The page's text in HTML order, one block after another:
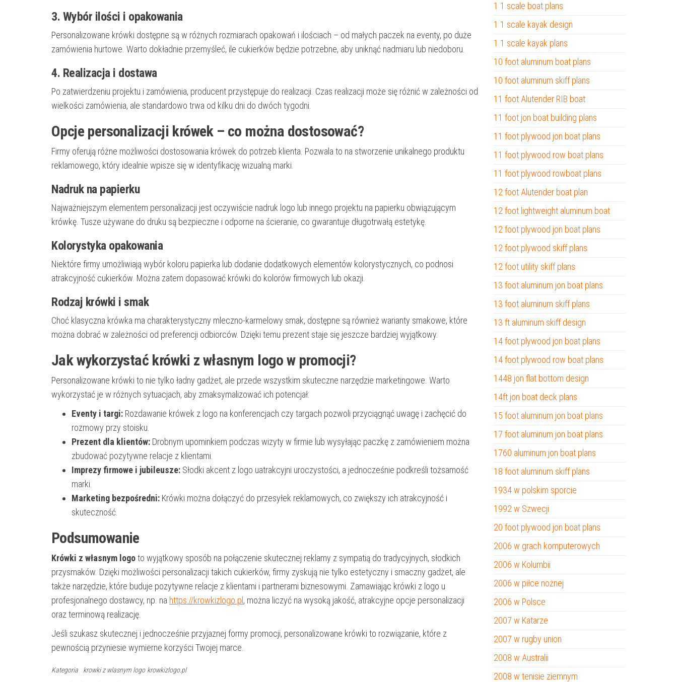
3. Wybór ilości i opakowania
Personalizowane krówki dostępne są w różnych rozmiarach opakowań i ilościach – od małych paczek na eventy, po duże
zamówienia hurtowe. Warto dokładnie przemyśleć, ile cukierków będzie potrzebne, aby uniknąć nadmiaru lub niedoboru.
4. Realizacja i dostawa
Po zatwierdzeniu projektu i zamówienia, producent przystępuje do realizacji. Czas realizacji może się różnić w zależności od
wielkości zamówienia, ale standardowo trwa od kilku dni do dwóch tygodni.
Opcje personalizacji krówek – co można dostosować?
Firmy oferują różne możliwości dostosowania krówek do potrzeb klienta. Pozwala to na stworzenie unikalnego produktu
reklamowego, który idealnie wpisze się w identyfikację wizualną marki.
Nadruk na papierku
Najważniejszym elementem personalizacji jest oczywiście nadruk logo lub innego projektu na papierku obwiązującym
krówkę. Tusze używane do druku są bezpieczne i odporne na ścieranie, co gwarantuje długotrwałą estetykę.
Kolorystyka opakowania
Niektóre firmy umożliwiają wybór koloru papierka lub dodanie dodatkowych elementów kolorystycznych, co podnosi
atrakcyjność cukierków. Można zatem dopasować krówki do kolorów firmowych lub okazji.
Rodzaj krówki i smak
Choć klasyczna krówka ma charakterystyczny mleczno-karmelowy smak, dostępne są również warianty smakowe, które
można dobrać w zależności od preferencji odbiorców. Dzięki temu prezent staje się jeszcze bardziej wyjątkowy.
Jak wykorzystać krówki z własnym logo w promocji?
Personalizowane krówki to nie tylko ładny gadżet, ale przede wszystkim skuteczne narzędzie marketingowe. Warto
wykorzystać je w różnych sytuacjach, aby zmaksymalizować ich potencjał:
Eventy i targi: Rozdawanie krówek z logo na konferencjach czy targach pozwoli przyciągnąć uwagę i zachęcić do
rozmowy przy stoisku.
Prezent dla klientów: Drobnym upominkiem podczas wizyty w firmie lub wysyłając paczkę z zamówieniem można
zbudować pozytywne relacje z klientami.
Imprezy firmowe i jubileusze: Słodki akcent z logo uatrakcyjni uroczystości, a jednocześnie podkreśli tożsamość
marki.
Marketing bezpośredni: Krówki można dołączyć do przesyłek reklamowych, co zwiększy ich atrakcyjność i
skuteczność.
Podsumowanie
Krówki z własnym logoto wyjątkowy sposób na połączenie skutecznej reklamy z sympatią do tradycyjnych, słodkich
przysmaków. Dzięki możliwości personalizacji takich cukierków, firmy zyskują nie tylko estetyczny i smaczny gadżet, ale
także narzędzie, które buduje pozytywne relacje z klientami i partnerami biznesowymi. Zamawiając krówki z logo u
profesjonalnego dostawcy, np. na https://krowkizlogo.pl , można liczyć na wysoką jakość, atrakcyjne opcje personalizacji
oraz terminową realizację.
Jeśli szukasz skutecznej i jednocześnie przyjaznej formy promocji, personalizowane krówki to rozwiązanie, które z
pewnością przyniesie wymierne korzyści Twojej marce.
Kategoria krowki z wlasnym logo krowkizlogo.pl
1 1 scale boat plans
1 1 scale kayak design
1 1 scale kayak plans
10 foot aluminum boat plans
10 foot aluminum skiff plans
11 foot Alutender RIB boat
11 foot jon boat building plans
11 foot plywood jon boat plans
11 foot plywood row boat plans
11 foot plywood rowboat plans
12 foot Alutender boat plan
12 foot lightweight aluminum boat
12 foot plywood jon boat plans
12 foot plywood skiff plans
12 foot utility skiff plans
13 foot aluminum jon boat plans
13 foot aluminum skiff plans
13 ft aluminum skiff design
14 foot plywood jon boat plans
14 foot plywood row boat plans
1448 jon flat bottom design
14ft jon boat deck plans
15 foot aluminum jon boat plans
17 foot aluminum jon boat plans
1760 aluminum jon boat plans
18 foot aluminum skiff plans
1934 w polskim sporcie
1992 w Szwecji
20 foot plywood jon boat plans
2006 w grach komputerowych
2006 w Kolumbii
2006 w piłce nożnej
2006 w Polsce
2007 w Katarze
2007 w rugby union
2008 w Australii
2008 w tenisie ziemnym